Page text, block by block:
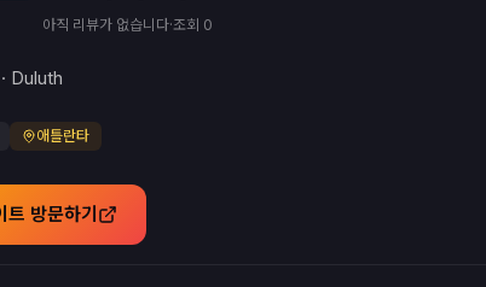
아직 리뷰가 없습니다·조회 0
Duluth
애틀란타
트 방문하기